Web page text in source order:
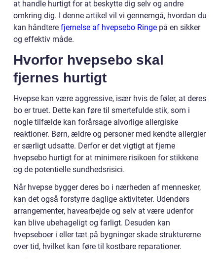
at handle hurtigt for at beskytte dig selv og andre
omkring dig. I denne artikel vil vi gennemgå, hvordan du
kan håndtere fjernelse af hvepsebo Ringe på en sikker
og effektiv måde.
Hvorfor hvepsebo skal
fjernes hurtigt
Hvepse kan være aggressive, især hvis de føler, at deres
bo er truet. Dette kan føre til smertefulde stik, som i
nogle tilfælde kan forårsage alvorlige allergiske
reaktioner. Børn, ældre og personer med kendte allergier
er særligt udsatte. Derfor er det vigtigt at fjerne
hvepsebo hurtigt for at minimere risikoen for stikkene
og de potentielle sundhedsrisici.
Når hvepse bygger deres bo i nærheden af mennesker,
kan det også forstyrre daglige aktiviteter. Udendørs
arrangementer, havearbejde og selv at være udenfor
kan blive ubehageligt og farligt. Desuden kan
hvepseboer i eller tæt på bygninger skade strukturerne
over tid, hvilket kan føre til kostbare reparationer.